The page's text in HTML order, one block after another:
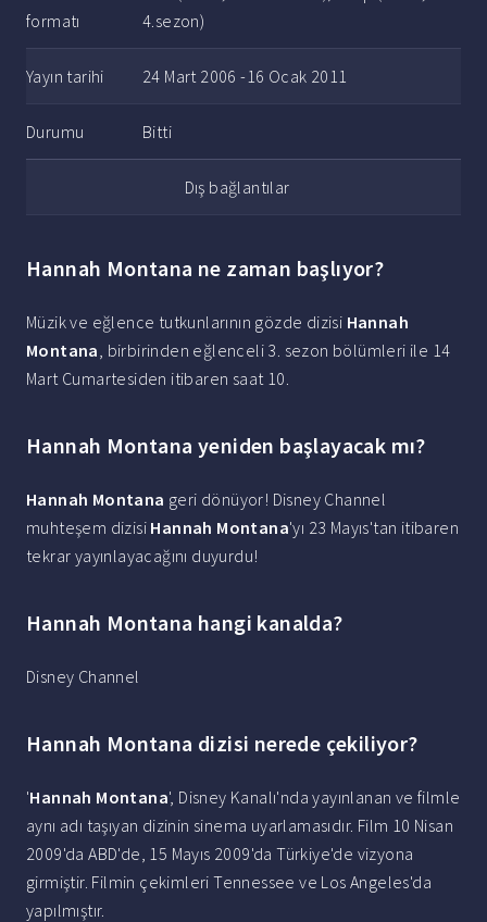
formatı
4.sezon)
Yayın tarihi 24 Mart 2006 -16 Ocak 2011
Durumu Bitti
Dış bağlantılar
Hannah Montana ne zaman başlıyor?
Müzik ve eğlence tutkunlarının gözde dizisi Hannah
Montana, birbirinden eğlenceli 3. sezon bölümleri ile 14
Mart Cumartesiden itibaren saat 10.
Hannah Montana yeniden başlayacak mı?
Hannah Montana geri dönüyor! Disney Channel
muhteşem dizisi Hannah Montana'yı 23 Mayıs'tan itibaren
tekrar yayınlayacağını duyurdu!
Hannah Montana hangi kanalda?
Disney Channel
Hannah Montana dizisi nerede çekiliyor?
'Hannah Montana', Disney Kanalı'nda yayınlanan ve filmle
aynı adı taşıyan dizinin sinema uyarlamasıdır. Film 10 Nisan
2009'da ABD'de, 15 Mayıs 2009'da Türkiye'de vizyona
girmiştir. Filmin çekimleri Tennessee ve Los Angeles'da
yapılmıştır.